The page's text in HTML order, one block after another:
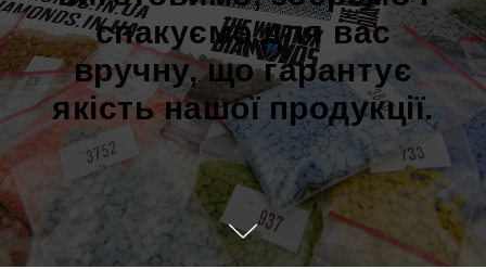
спакуємо для вас
вручну, що гарантує
якість нашої продукції.